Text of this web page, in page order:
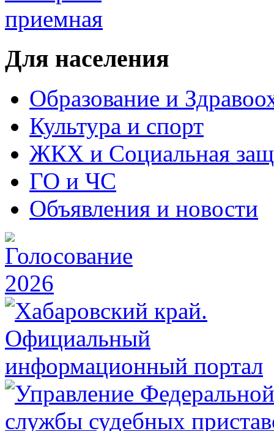
Для населения
Образование и
Культура и спорт
ЖКХ и Социальная
ГО и ЧС
Объявления и новости